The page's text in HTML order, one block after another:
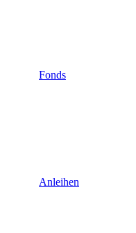
Fonds
Anleihen